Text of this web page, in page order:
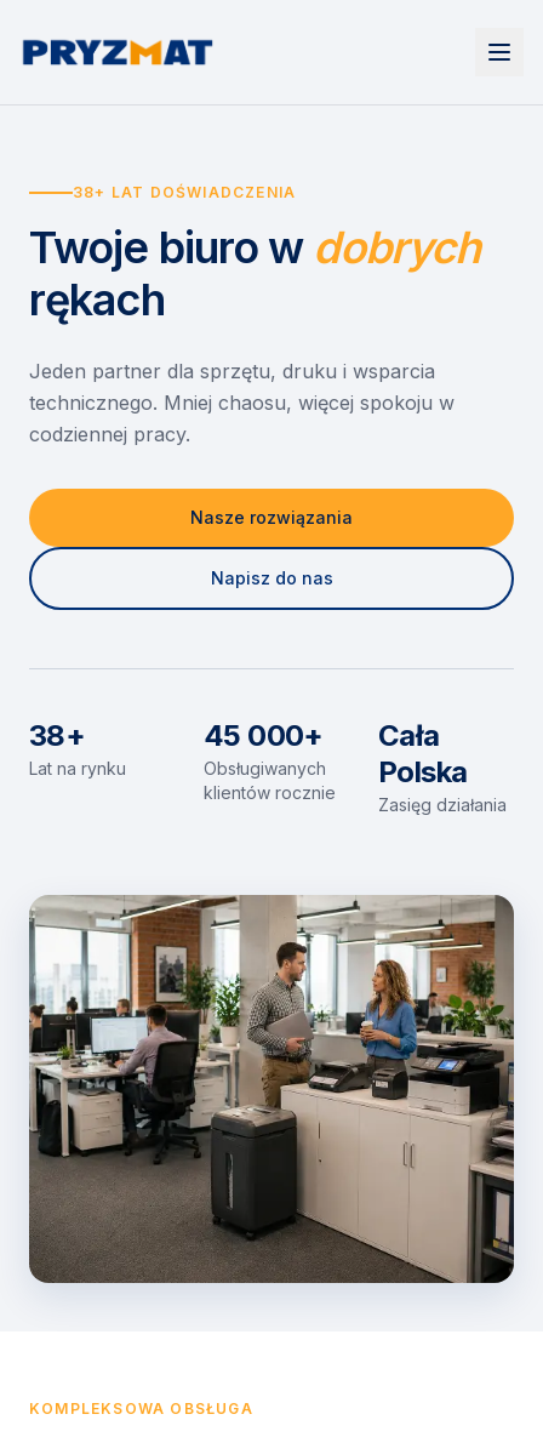
Urządzenia
Drukarki i urządzenia wielofunkcyjne
Etykiety i identyfikacja
Skanery i obieg dokumentów
Monitory interaktywne
Niszczarki dokumentów
Wynajem drukarek
Wynajem urządzeń biurowych
Asystent druku
EZD RP
Misja szkoła
Serwis
O nas
Kontakt
38+ LAT DOŚWIADCZENIA
Twoje biuro w dobrych
rękach
Jeden partner dla sprzętu, druku i wsparcia
technicznego. Mniej chaosu, więcej spokoju w
codziennej pracy.
Nasze rozwiązania
Napisz do nas
38+
Lat na rynku
45 000+
Obsługiwanych
klientów rocznie
Cała
Polska
Zasięg działania
KOMPLEKSOWA OBSŁUGA